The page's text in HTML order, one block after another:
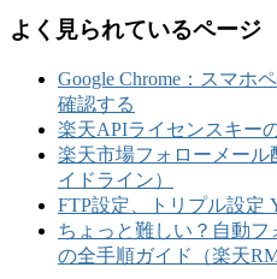
よく見られているページ
Google Chrome：スマホ
確認する
楽天APIライセンスキー
楽天市場フォローメー
イドライン）
FTP設定、トリプル設定
ちょっと難しい？自動
の全手順ガイド（楽天